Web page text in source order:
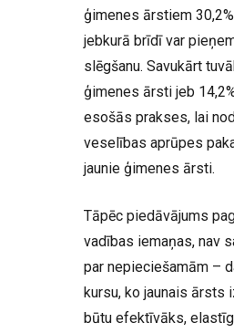
ģimenes ārstiem
jebkurā brīdī var
slēgšanu. Savukārt
ģimenes ārsti jeb
esošās prakses, lai
veselības aprūpes
jaunie ģimenes ārsti.
Tāpēc piedāvājums
vadības iemaņas, nav
par nepieciešamām –
kursu, ko jaunais ārsts
būtu efektīvāks,